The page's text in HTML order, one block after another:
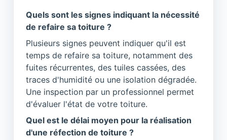
Quels sont les signes indiquant la nécessité
de refaire sa toiture ?
Plusieurs signes peuvent indiquer qu'il est
temps de refaire sa toiture, notamment des
fuites récurrentes, des tuiles cassées, des
traces d'humidité ou une isolation dégradée.
Une inspection par un professionnel permet
d'évaluer l'état de votre toiture.
Quel est le délai moyen pour la réalisation
d'une réfection de toiture ?